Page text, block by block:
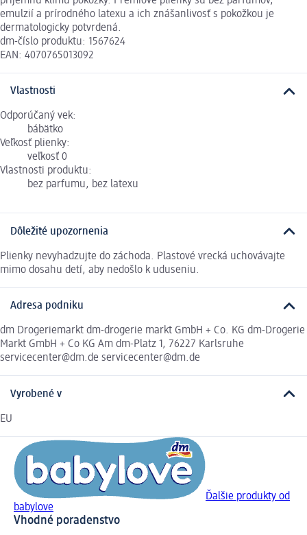
emulzií a prírodného latexu a ich znášanlivosť s pokožkou je
dermatologicky potvrdená.
dm-číslo produktu: 1567624
EAN: 4070765013092
Vlastnosti
Odporúčaný vek:
bábätko
Veľkosť plienky:
veľkosť 0
Vlastnosti produktu:
bez parfumu, bez latexu
Dôležité upozornenia
Plienky nevyhadzujte do záchoda. Plastové vrecká uchovávajte
mimo dosahu detí, aby nedošlo k uduseniu.
Adresa podniku
dm Drogeriemarkt dm-drogerie markt GmbH + Co. KG dm-Drogerie
Markt GmbH + Co KG Am dm-Platz 1, 76227 Karlsruhe
servicecenter@dm.de servicecenter@dm.de
Vyrobené v
EU
Ďalšie produkty od
babylove
Vhodné poradenstvo